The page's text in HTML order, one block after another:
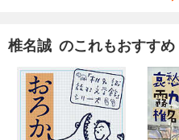
椎名誠 のこれもおすすめ